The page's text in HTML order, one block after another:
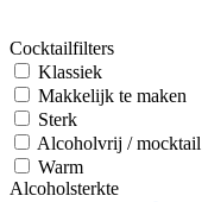
Cocktailfilters
Klassiek
Makkelijk te maken
Sterk
Alcoholvrij / mocktail
Warm
Alcoholsterkte